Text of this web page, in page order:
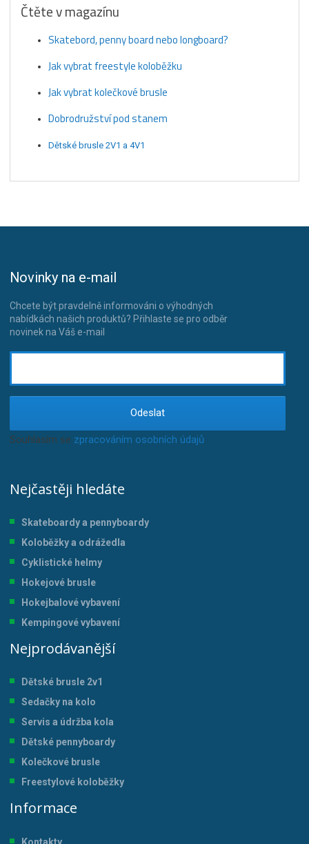
Čtěte v magazínu
Skatebord, penny board nebo longboard?
Jak vybrat freestyle koloběžku
Jak vybrat kolečkové brusle
Dobrodružství pod stanem
Dětské brusle 2V1 a 4V1
Novinky na e-mail
Chcete být pravdelně informováni o výhodných
nabídkách našich produktů? Přihlaste se pro odběr
novinek na Váš e-mail
Odeslat
Souhlasím se zpracováním osobních údajů.
Nejčastěji hledáte
Skateboardy a pennyboardy
Koloběžky a odrážedla
Cyklistické helmy
Hokejové brusle
Hokejbalové vybavení
Kempingové vybavení
Nejprodávanější
Dětské brusle 2v1
Sedačky na kolo
Servis a údržba kola
Dětské pennyboardy
Kolečkové brusle
Freestylové koloběžky
Informace
Kontakty